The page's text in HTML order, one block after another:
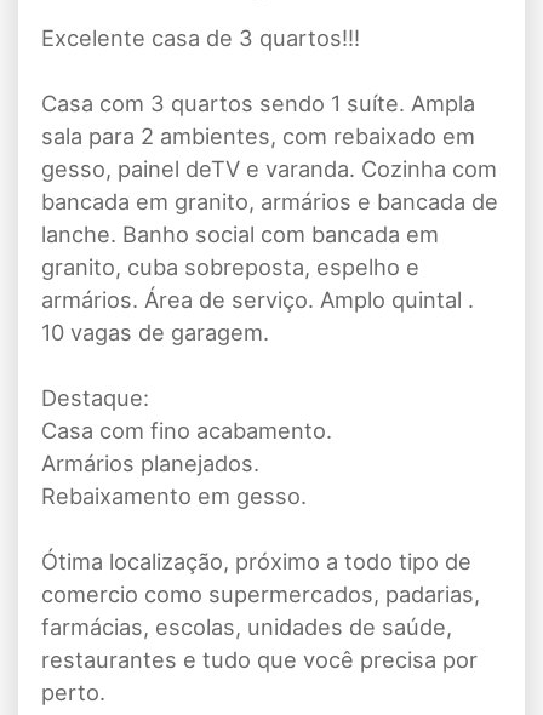
Excelente casa de 3 quartos!!!
Casa com 3 quartos sendo 1 suíte. Ampla
sala para 2 ambientes, com rebaixado em
gesso, painel deTV e varanda. Cozinha com
bancada em granito, armários e bancada de
lanche. Banho social com bancada em
granito, cuba sobreposta, espelho e
armários. Área de serviço. Amplo quintal .
10 vagas de garagem.
Destaque:
Casa com fino acabamento.
Armários planejados.
Rebaixamento em gesso.
Ótima localização, próximo a todo tipo de
comercio como supermercados, padarias,
farmácias, escolas, unidades de saúde,
restaurantes e tudo que você precisa por
perto.